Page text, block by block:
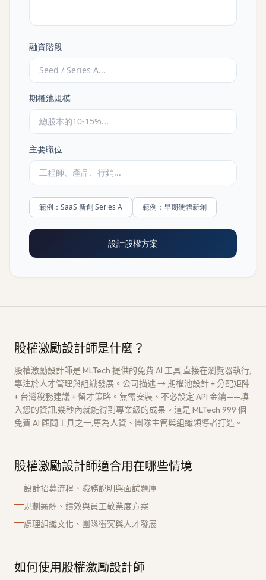
融資階段
期權池規模
主要職位
範例： SaaS 新創 Series A 範例： 早期硬體新創
設計股權方案
股權激勵設計師是什麼？
股權激勵設計師是 MLTech 提供的免費 AI 工具,直接在瀏覽器執行,
專注於人才管理與組織發展。公司描述 → 期權池設計 + 分配矩陣
+ 台灣稅務建議 + 留才策略。無需安裝、不必設定 API 金鑰——填
入您的資訊,幾秒內就能得到專業級的成果。這是 MLTech 999 個
免費 AI 顧問工具之一,專為人資、團隊主管與組織領導者打造。
股權激勵設計師適合用在哪些情境
設計招募流程、職務說明與面試題庫
規劃薪酬、績效與員工敬業度方案
處理組織文化、團隊衝突與人才發展
如何使用股權激勵設計師